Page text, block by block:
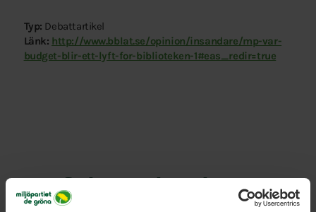
Typ: Debattartikel
Länk: http://www.bblat.se/opinion/insandare/mp-var-
budget-blir-ett-lyft-for-biblioteken-1#eas_redir=true
Relaterade nyheter